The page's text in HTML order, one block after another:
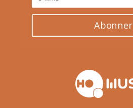
Abonner